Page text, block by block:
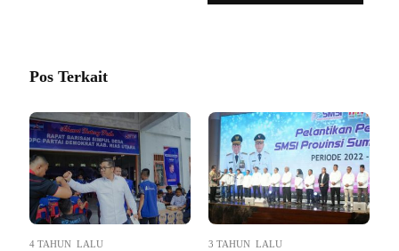
Pos Terkait
4 TAHUN LALU 3 TAHUN LALU